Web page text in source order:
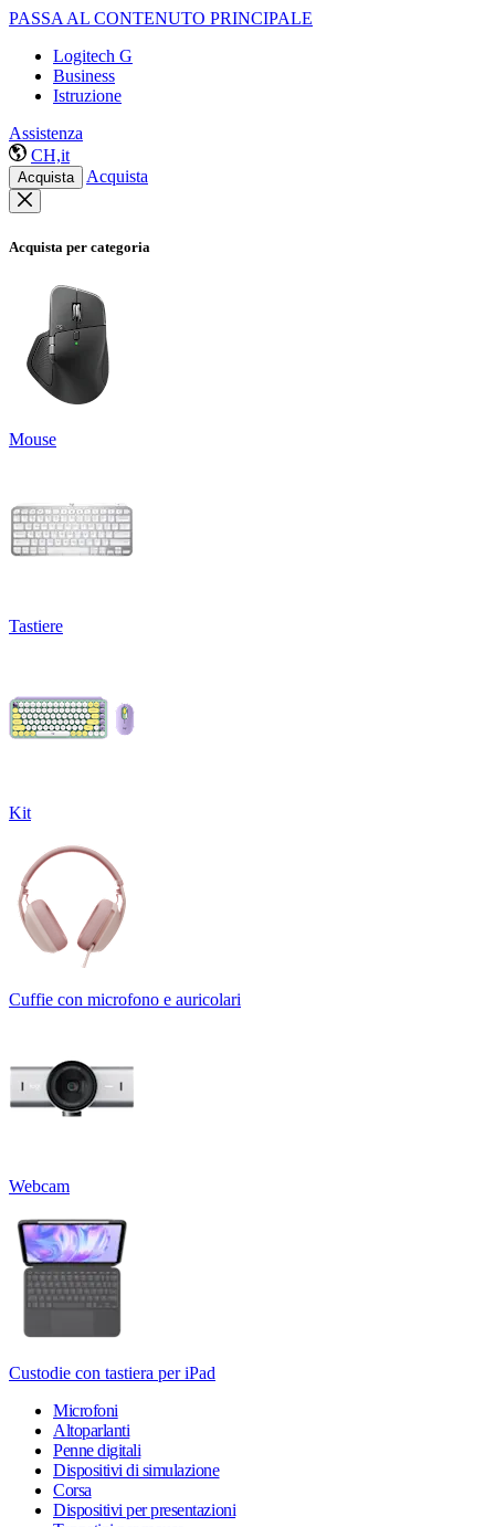
PASSA AL CONTENUTO PRINCIPALE
Logitech G
Business
Istruzione
Assistenza
CH,it
Acquista Acquista
Acquista per categoria
Mouse
Tastiere
Kit
Cuffie con microfono e auricolari
Webcam
Custodie con tastiera per iPad
Microfoni
Altoparlanti
Penne digitali
Dispositivi di simulazione
Corsa
Dispositivi per presentazioni